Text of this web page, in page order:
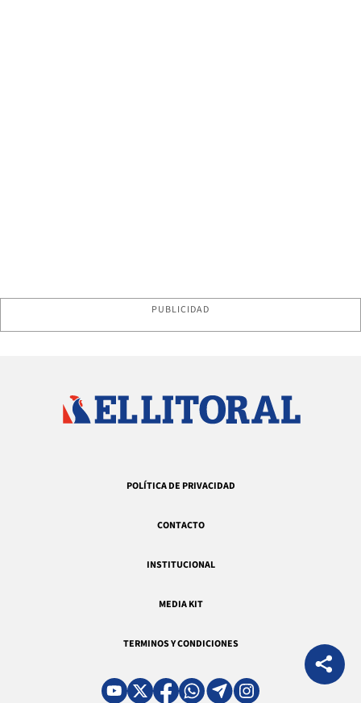
PUBLICIDAD
POLÍTICA DE PRIVACIDAD
CONTACTO
INSTITUCIONAL
MEDIA KIT
TERMINOS Y CONDICIONES